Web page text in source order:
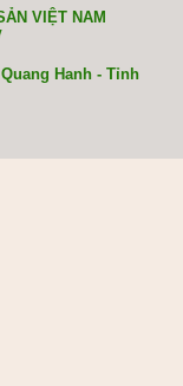
VIỆT NAM
Hanh - Tỉnh